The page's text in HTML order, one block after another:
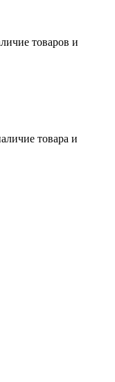
товаров и
товара и